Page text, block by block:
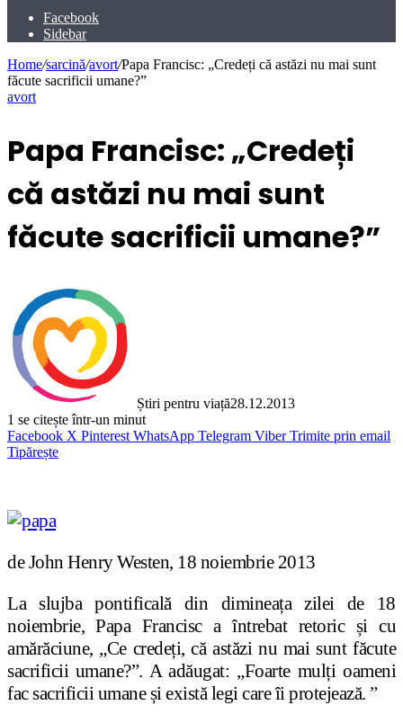
Facebook
Sidebar
Home/sarcină/avort/Papa Francisc: „Credeți că astăzi nu mai sunt
făcute sacrificii umane?”
avort
Papa Francisc: „Credeți
că astăzi nu mai sunt
făcute sacrificii umane?”
Știri pentru viață28.12.2013
1 se citește într-un minut
Facebook X Pinterest WhatsApp Telegram Viber Trimite prin email
Tipărește
de John Henry Westen, 18 noiembrie 2013
La slujba pontificală din dimineața zilei de 18
noiembrie, Papa Francisc a întrebat retoric și cu
amărăciune, „Ce credeți, că astăzi nu mai sunt făcute
sacrificii umane?”. A adăugat: „Foarte mulți oameni
fac sacrificii umane și există legi care îi protejează. ”